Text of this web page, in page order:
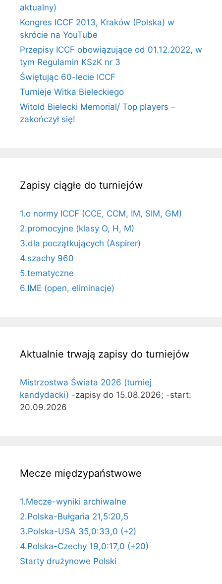
aktualny)
Kongres ICCF 2013, Kraków (Polska) w
skrócie na YouTube
Przepisy ICCF obowiązujące od 01.12.2022, w
tym Regulamin KSzK nr 3
Świętując 60-lecie ICCF
Turnieje Witka Bieleckiego
Witold Bielecki Memorial/ Top players –
zakończył się!
Zapisy ciągłe do turniejów
1.o normy ICCF (CCE, CCM, IM, SIM, GM)
2.promocyjne (klasy O, H, M)
3.dla początkujących (Aspirer)
4.szachy 960
5.tematyczne
6.IME (open, eliminacje)
Aktualnie trwają zapisy do turniejów
Mistrzostwa Świata 2026 (turniej
kandydacki) -zapisy do 15.08.2026; -start:
20.09.2026
Mecze międzypaństwowe
1.Mecze-wyniki archiwalne
2.Polska-Bułgaria 21,5:20,5
3.Polska-USA 35,0:33,0 (+2)
4.Polska-Czechy 19,0:17,0 (+20)
Starty drużynowe Polski